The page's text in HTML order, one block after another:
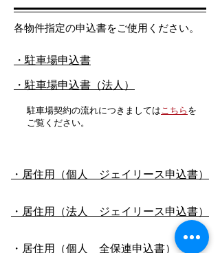
各物件指定の申込書をご使用ください。
・駐車場申込書
・駐車場申込書（法人）
駐車場契約の流れにつきましては こちらを
ご覧ください。
・居住用（個人 ジェイリース申込書）
・居住用（法人 ジェイリース申込書）
・居住用（個人 全保連申込書）